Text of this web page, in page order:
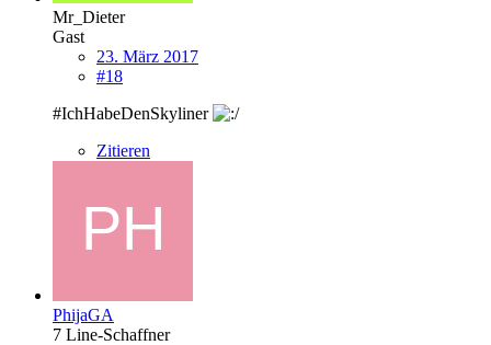
Mr_Dieter
Gast
23. März 2017
#18
#IchHabeDenSkyliner
Zitieren
PhijaGA
7 Line-Schaffner